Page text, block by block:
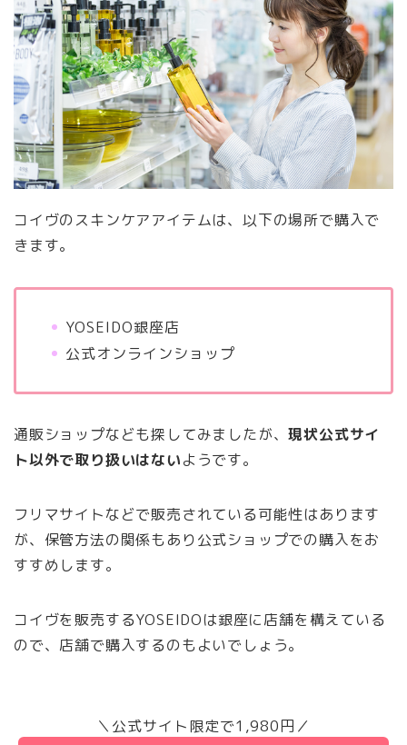
コイヴのスキンケアアイテムは、以下の場所で購入で
きます。
YOSEIDO銀座店
公式オンラインショップ
通販ショップなども探してみましたが、現状公式サイ
ト以外で取り扱いはないようです。
フリマサイトなどで販売されている可能性はあります
が、保管方法の関係もあり公式ショップでの購入をお
すすめします。
コイヴを販売するYOSEIDOは銀座に店舗を構えている
ので、店舗で購入するのもよいでしょう。
＼公式サイト限定で1,980円／